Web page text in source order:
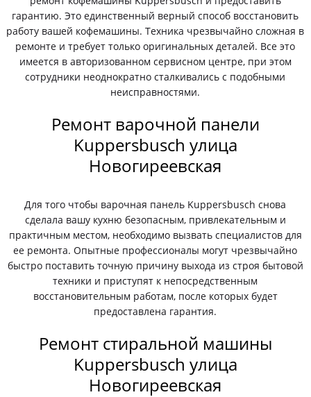
гарантию. Это единственный верный способ восстановить
работу вашей кофемашины. Техника чрезвычайно сложная в
ремонте и требует только оригинальных деталей. Все это
имеется в авторизованном сервисном центре, при этом
сотрудники неоднократно сталкивались с подобными
неисправностями.
Ремонт варочной панели
Kuppersbusch улица
Новогиреевская
Для того чтобы варочная панель Kuppersbusch снова
сделала вашу кухню безопасным, привлекательным и
практичным местом, необходимо вызвать специалистов для
ее ремонта. Опытные профессионалы могут чрезвычайно
быстро поставить точную причину выхода из строя бытовой
техники и приступят к непосредственным
восстановительным работам, после которых будет
предоставлена гарантия.
Ремонт стиральной машины
Kuppersbusch улица
Новогиреевская